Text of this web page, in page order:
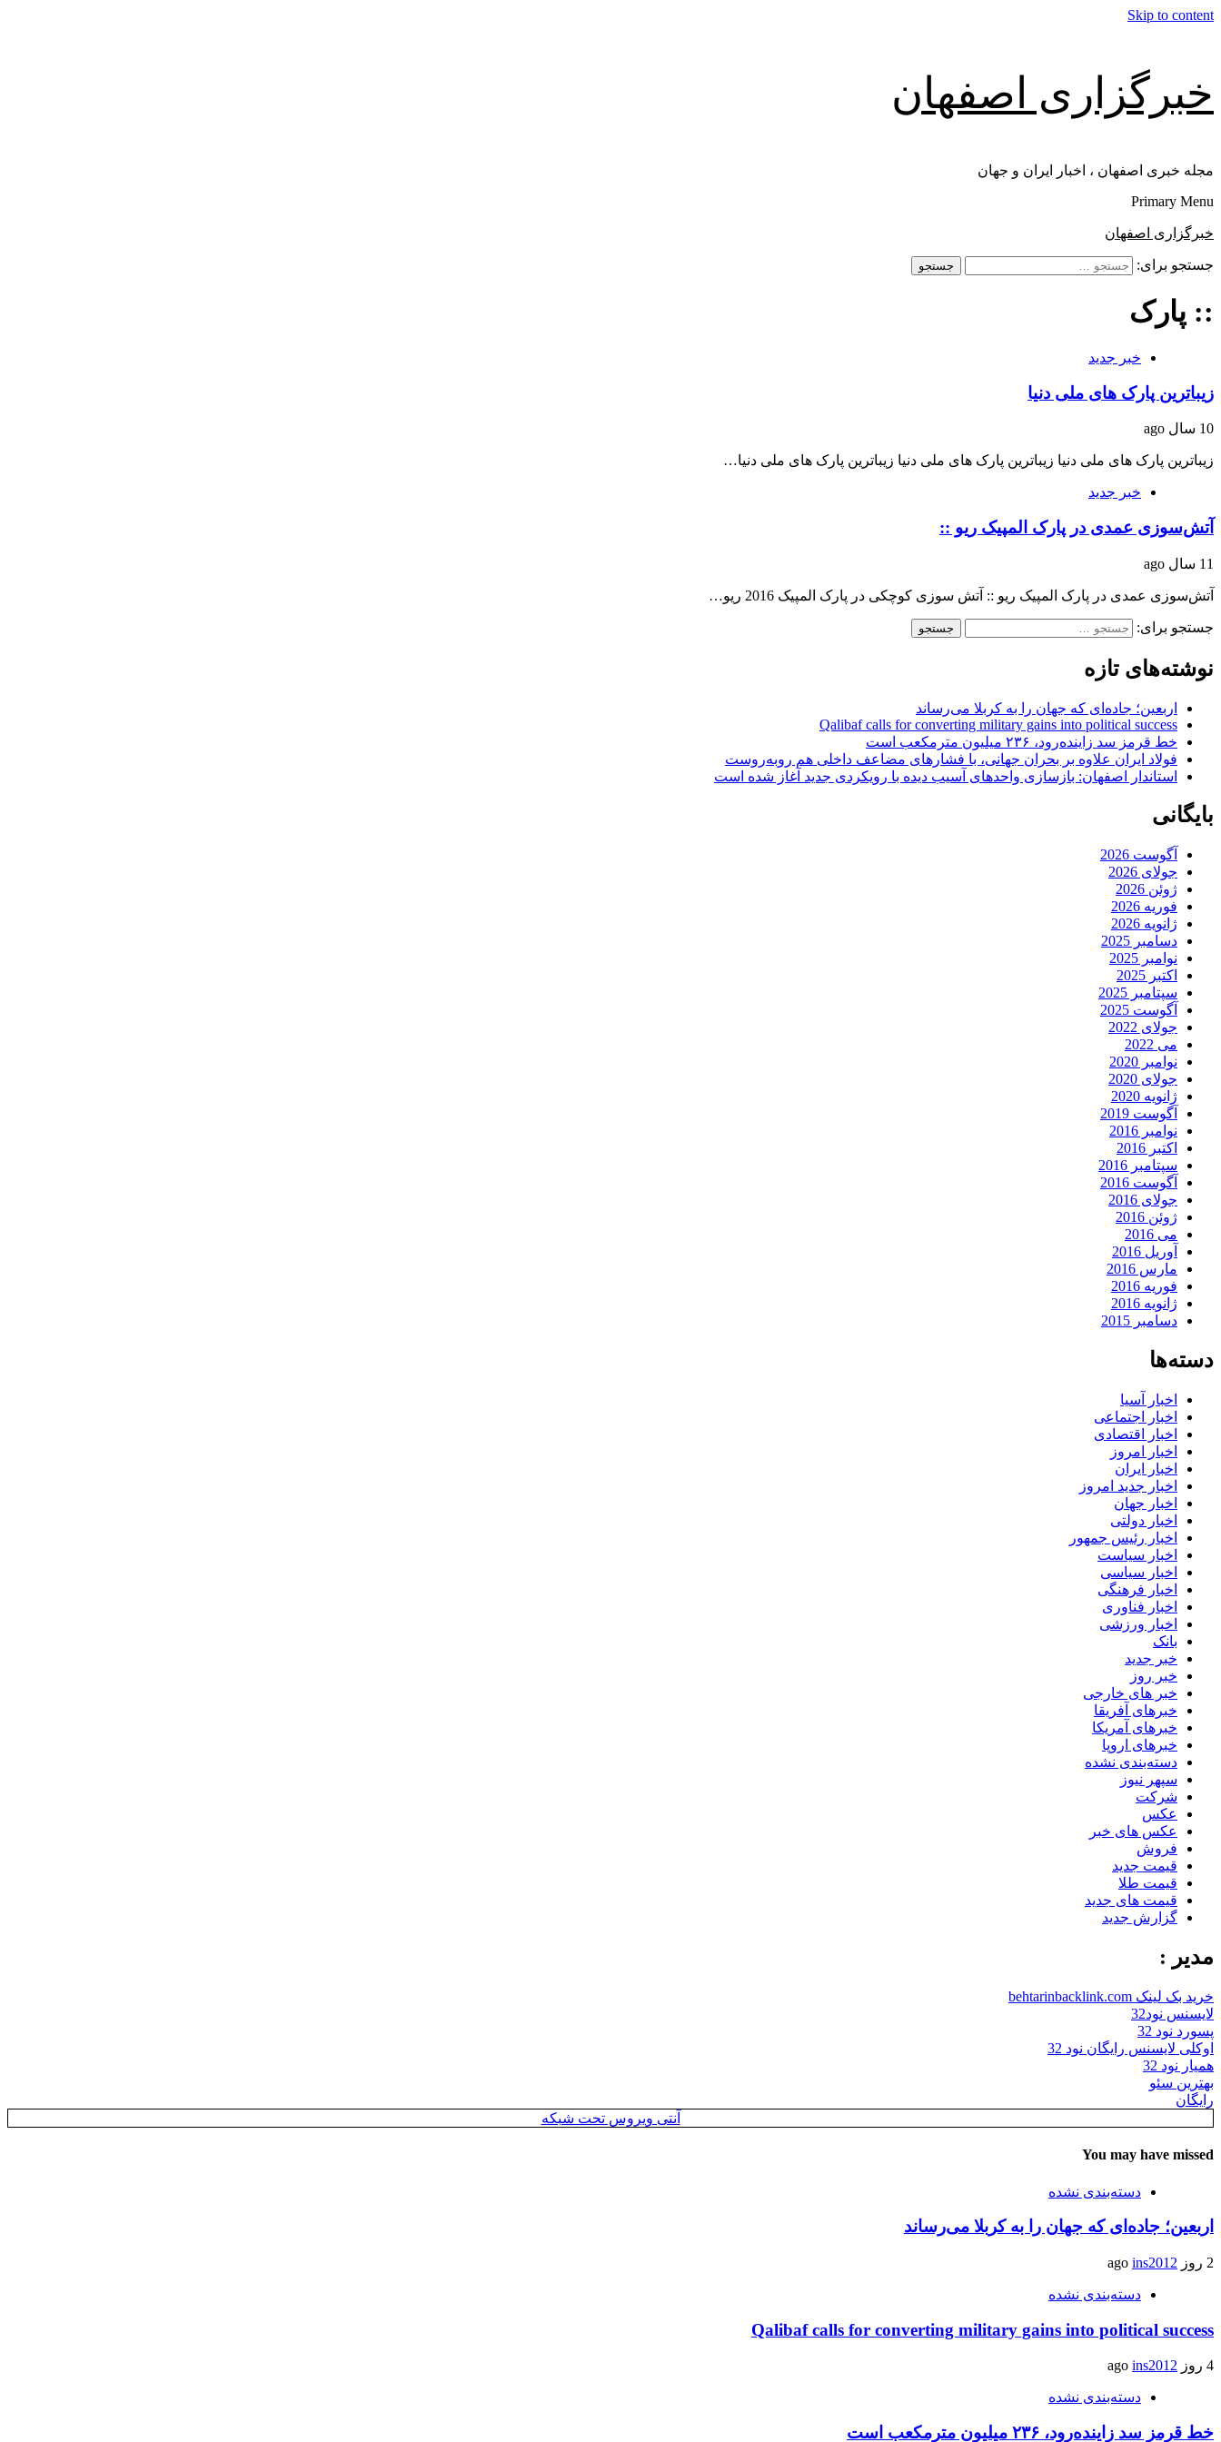
Skip to content
خبرگزاری اصفهان
مجله خبری اصفهان ، اخبار ایران و جهان
Primary Menu
خبرگزاری اصفهان
جستجو برای:
:: پارک
خبر جدید
زیباترین پارک های ملی دنیا‎
10 سال ago
زیباترین پارک های ملی دنیا‎ زیباترین پارک های ملی دنیا‎ زیباترین پارک های ملی دنیا‎…
خبر جدید
آتش‌سوزی عمدی در پارک المپیک ریو ::
11 سال ago
آتش‌سوزی عمدی در پارک المپیک ریو :: آتش سوزی کوچکی در پارک المپیک 2016 ریو…
جستجو برای:
نوشته‌های تازه
اربعین؛ جاده‌ای که جهان را به کربلا می‌رساند
Qalibaf calls for converting military gains into political success
خط قرمز سد زاینده‌رود، ۲۳۶ میلیون مترمکعب است
فولاد ایران علاوه بر بحران جهانی، با فشارهای مضاعف داخلی هم روبه‌روست
استاندار اصفهان: بازسازی واحدهای آسیب دیده با رویکردی جدید آغاز شده است
بایگانی
آگوست 2026
جولای 2026
ژوئن 2026
فوریه 2026
ژانویه 2026
دسامبر 2025
نوامبر 2025
اکتبر 2025
سپتامبر 2025
آگوست 2025
جولای 2022
می 2022
نوامبر 2020
جولای 2020
ژانویه 2020
آگوست 2019
نوامبر 2016
اکتبر 2016
سپتامبر 2016
آگوست 2016
جولای 2016
ژوئن 2016
می 2016
آوریل 2016
مارس 2016
فوریه 2016
ژانویه 2016
دسامبر 2015
دسته‌ها
اخبار آسیا
اخبار اجتماعی
اخبار اقتصادی
اخبار امروز
اخبار ایران
اخبار جدید امروز
اخبار جهان
اخبار دولتی
اخبار رئیس جمهور
اخبار سیاست
اخبار سیاسی
اخبار فرهنگی
اخبار فناوری
اخبار ورزشی
بانک
خبر جدید
خبر روز
خبر های خارجی
خبرهای آفریقا
خبرهای آمریکا
خبرهای اروپا
دسته‌بندی نشده
سپهر نیوز
شرکت
عکس
عکس های خبر
فروش
قیمت جدید
قیمت طلا
قیمت های جدید
گزارش جدید
مدیر :
خرید بک لینک behtarinbacklink.com
لایسنس نود32
پسورد نود 32
اوکلی لایسنس رایگان نود 32
همیار نود 32
بهترین سئو
رایگان
آنتی ویروس تحت شبکه
You may have missed
دسته‌بندی نشده
اربعین؛ جاده‌ای که جهان را به کربلا می‌رساند
2 روز ago ins2012
دسته‌بندی نشده
Qalibaf calls for converting military gains into political success
4 روز ago ins2012
دسته‌بندی نشده
خط قرمز سد زاینده‌رود، ۲۳۶ میلیون مترمکعب است